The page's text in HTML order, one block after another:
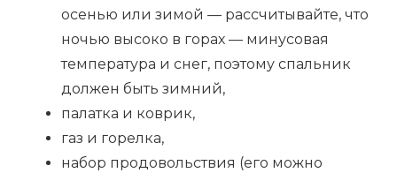
осенью или зимой — рассчитывайте, что
ночью высоко в горах — минусовая
температура и снег, поэтому спальник
должен быть зимний,
палатка и коврик,
газ и горелка,
набор продовольствия (его можно